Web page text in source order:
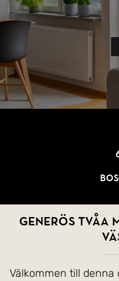
Generös tvåa
Välkommen till